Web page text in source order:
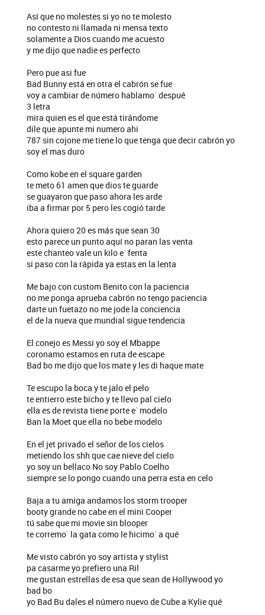
Así que no molestes si yo no te molesto
no contesto ni llamada ni mensa texto
solamente a Dios cuando me acuesto
y me dijo que nadie es perfecto
Pero pue asi fue
Bad Bunny está en otra el cabrón se fue
voy a cambiar de número hablamo´ despué
3 letra
mira quien es el que está tirándome
dile que apunte mi numero ahi
787 sin cojone me tiene lo que tenga que decir cabrón yo
soy el mas duro
Como kobe en el square garden
te meto 61 amen que dios te guarde
se guayaron que paso ahora les arde
iba a firmar por 5 pero les cogió tarde
Ahora quiero 20 es más que sean 30
esto parece un punto aquí no paran las venta
este chanteo vale un kilo e´ fenta
si paso con la rápida ya estas en la lenta
Me bajo con custom Benito con la paciencia
no me ponga aprueba cabrón no tengo paciencia
darte un fuetazo no me jode la conciencia
el de la nueva que mundial sigue tendencia
El conejo es Messi yo soy el Mbappe
coronamo estamos en ruta de escape
Bad bo me dijo que los mate y les di haque mate
Te escupo la boca y te jalo el pelo
te entierro este bicho y te llevo pal cielo
ella es de revista tiene porte e´ modelo
Ban la Moet que ella no bebe modelo
En el jet privado el señor de los cielos
metiendo los shh que cae nieve del cielo
yo soy un bellaco No soy Pablo Coelho
siempre se lo pongo cuando una perra esta en celo
Baja a tu amiga andamos los storm trooper
booty grande no cabe en el mini Cooper
tú sabe que mi movie sin blooper
te corremo´ la gata como le hicimo´ a qué
Me visto cabrón yo soy artista y stylist
pa casarme yo prefiero una Ril
me gustan estrellas de esa que sean de Hollywood yo
bad bo
yo Bad Bu dales el número nuevo de Cube a Kylie qué